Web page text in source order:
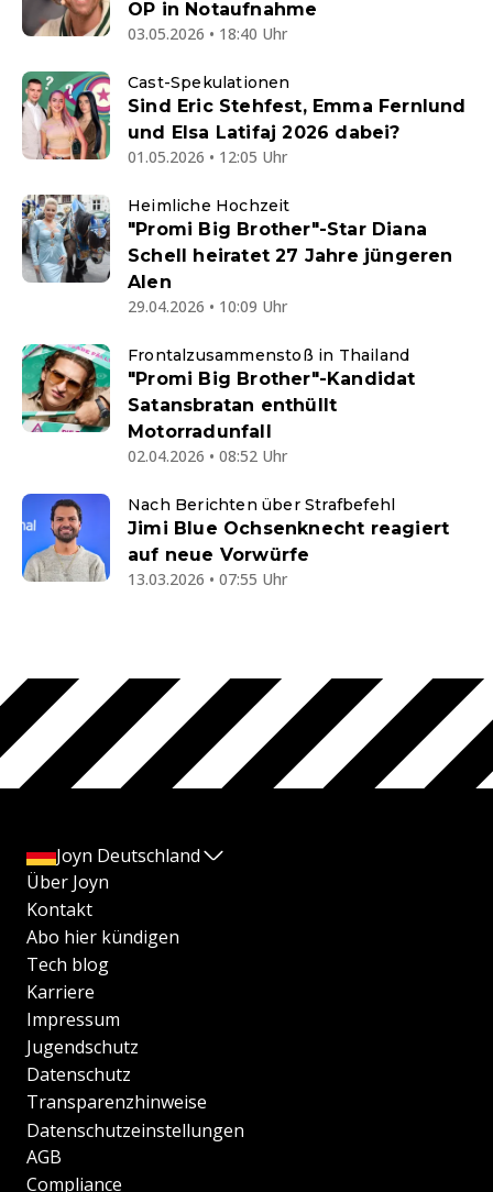
OP in Notaufnahme
03.05.2026 • 18:40 Uhr
Cast-Spekulationen
Sind Eric Stehfest, Emma Fernlund
und Elsa Latifaj 2026 dabei?
01.05.2026 • 12:05 Uhr
Heimliche Hochzeit
"Promi Big Brother"-Star Diana
Schell heiratet 27 Jahre jüngeren
Alen
29.04.2026 • 10:09 Uhr
Frontalzusammenstoß in Thailand
"Promi Big Brother"-Kandidat
Satansbratan enthüllt
Motorradunfall
02.04.2026 • 08:52 Uhr
Nach Berichten über Strafbefehl
Jimi Blue Ochsenknecht reagiert
auf neue Vorwürfe
13.03.2026 • 07:55 Uhr
Joyn Deutschland
Über Joyn
Kontakt
Abo hier kündigen
Tech blog
Karriere
Impressum
Jugendschutz
Datenschutz
Transparenzhinweise
Datenschutzeinstellungen
AGB
Compliance